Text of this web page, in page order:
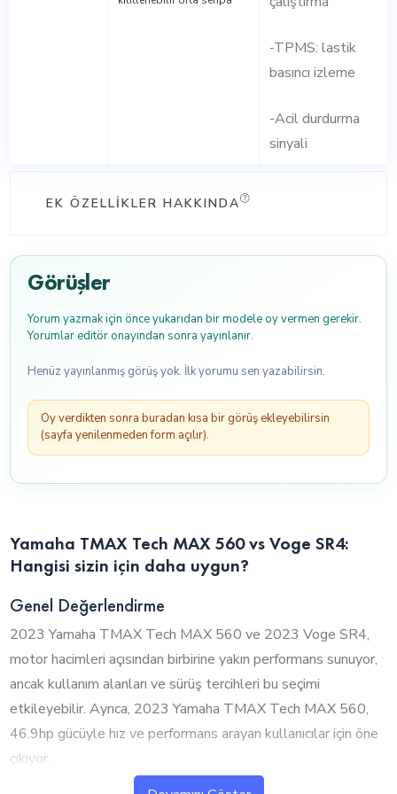
-TPMS: lastik
basıncı izleme
-Acil durdurma
sinyali
EK ÖZELLIKLER HAKKINDA
Görüşler
Yorum yazmak için önce yukarıdan bir modele oy vermen gerekir.
Yorumlar editör onayından sonra yayınlanır.
Henüz yayınlanmış görüş yok. İlk yorumu sen yazabilirsin.
Oy verdikten sonra buradan kısa bir görüş ekleyebilirsin
(sayfa yenilenmeden form açılır).
Yamaha TMAX Tech MAX 560 vs Voge SR4:
Hangisi sizin için daha uygun?
Genel Değerlendirme
2023 Yamaha TMAX Tech MAX 560 ve 2023 Voge SR4,
motor hacimleri açısından birbirine yakın performans sunuyor,
ancak kullanım alanları ve sürüş tercihleri bu seçimi
etkileyebilir. Ayrıca, 2023 Yamaha TMAX Tech MAX 560,
46.9hp gücüyle hız ve performans arayan kullanıcılar için öne
çıkıyor.